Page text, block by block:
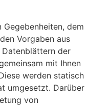
dem
Vorgaben aus
der
mit Ihnen
werden statisch
umgesetzt. Darüber
von